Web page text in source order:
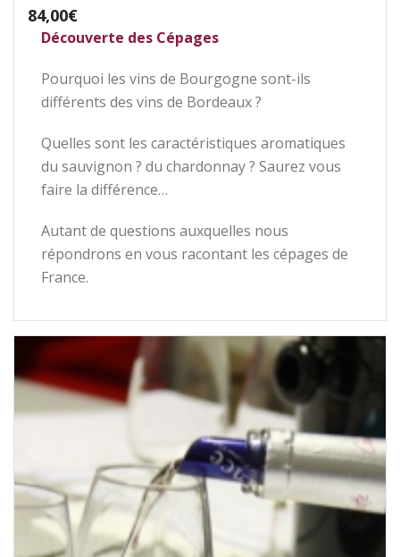
84,00€
Découverte des Cépages
Pourquoi les vins de Bourgogne sont-ils
différents des vins de Bordeaux ?
Quelles sont les caractéristiques aromatiques
du sauvignon ? du chardonnay ? Saurez vous
faire la différence…
Autant de questions auxquelles nous
répondrons en vous racontant les cépages de
France.